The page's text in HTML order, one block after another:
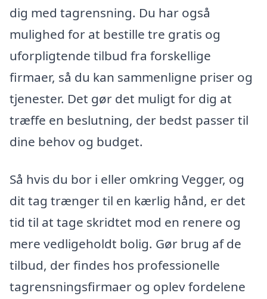
dig med tagrensning. Du har også
mulighed for at bestille tre gratis og
uforpligtende tilbud fra forskellige
firmaer, så du kan sammenligne priser og
tjenester. Det gør det muligt for dig at
træffe en beslutning, der bedst passer til
dine behov og budget.
Så hvis du bor i eller omkring Vegger, og
dit tag trænger til en kærlig hånd, er det
tid til at tage skridtet mod en renere og
mere vedligeholdt bolig. Gør brug af de
tilbud, der findes hos professionelle
tagrensningsfirmaer og oplev fordelene